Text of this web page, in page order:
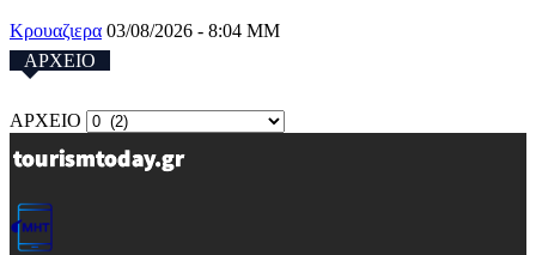
Κρουαζιερα 03/08/2026 - 8:04 ΜΜ
ΑΡΧΕΙΟ
ΑΡΧΕΙΟ